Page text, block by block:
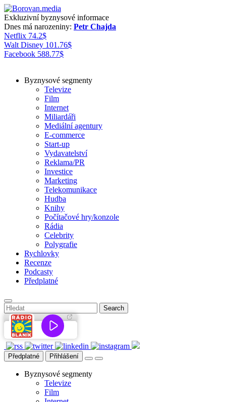
Exkluzivní byznysové informace
Dnes má narozeniny: Petr Chajda
Netflix 74.2$
Walt Disney 101.76$
Facebook 588.77$
Byznysové segmenty
Televize
Film
Internet
Miliardáři
Mediální agentury
E-commerce
Start-up
Vydavatelství
Reklama/PR
Investice
Marketing
Telekomunikace
Hudba
Knihy
Počítačové hry/konzole
Rádia
Celebrity
Polygrafie
Rychlovky
Recenze
Podcasty
Předplatné
Předplatné Přihlášení
Byznysové segmenty
Televize
Film